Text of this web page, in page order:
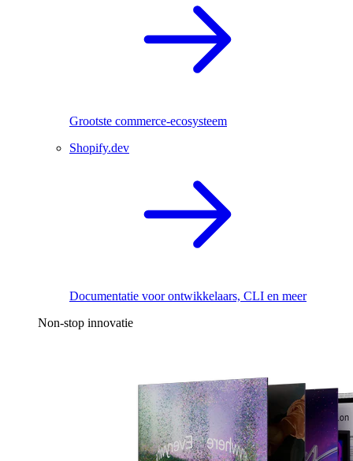
Grootste commerce-ecosysteem
Shopify.dev
Documentatie voor ontwikkelaars, CLI en meer
Non-stop innovatie